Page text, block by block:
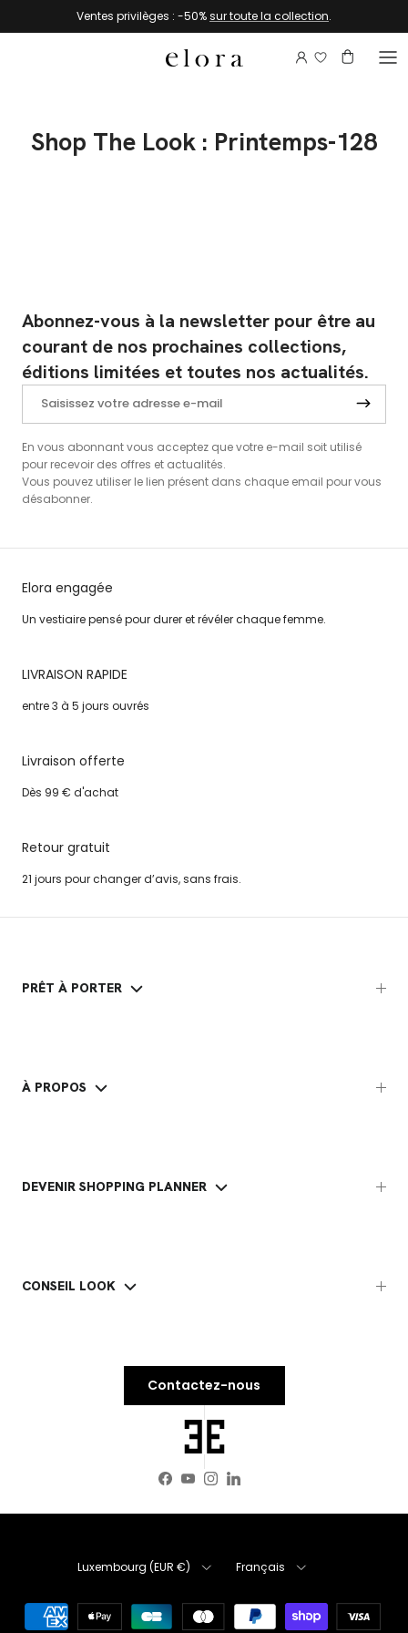
Aller au contenuVentes privilèges : -50%sur toute la collection.
CompteConnectez-
Panier
Shop The Look : Printemps-128
Abonnez-vous à la newsletter pour être au
courant de nos prochaines collections,
éditions limitées et toutes nos actualités.
En vous abonnant vous acceptez que votre e-mail soit utilisé
pour recevoir des offres et actualités.
Vous pouvez utiliser le lien présent dans chaque email pour vous
désabonner.
Elora engagée
Un vestiaire pensé pour durer et révéler chaque femme.
LIVRAISON RAPIDE
entre 3 à 5 jours ouvrés
Livraison offerte
Dès 99 € d'achat
Retour gratuit
21 jours pour changer d’avis, sans frais.
PRÊT À PORTER
À PROPOS
DEVENIR SHOPPING PLANNER
CONSEIL LOOK
Contactez-nous
Facebook
YouTube
Instagram
LinkedIn
Luxembourg (EUR €) Français